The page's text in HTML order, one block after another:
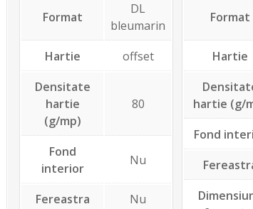
Format
DL
bleumarin
Hartie
offset
Densitate
hartie
(g/mp)
80
Fond
interior
Nu
Fereastra
Nu
Format
Hartie
hartie (g/
Fond